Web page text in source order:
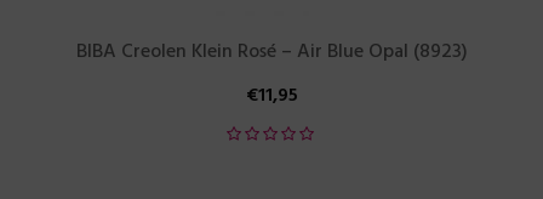
BIBA Creolen Klein Rosé – Air Blue Opal (8923)
€11,95